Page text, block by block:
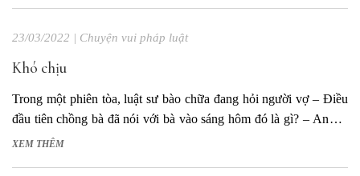
23/03/2022 | Chuyện vui pháp luật
Khó chịu
Trong một phiên tòa, luật sư bào chữa đang hỏi người vợ – Điều
đầu tiên chồng bà đã nói với bà vào sáng hôm đó là gì? – Anh ta
đã nói: “Em đang ở đâu, Lan ơi?” – Vậy tại sao điều đó lại gây
XEM THÊM